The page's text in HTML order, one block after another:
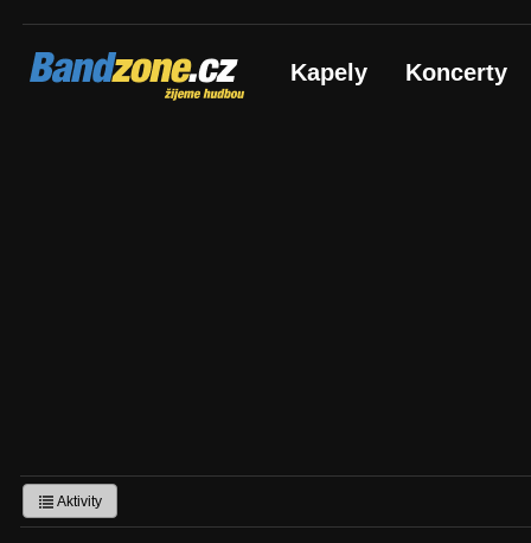
Bandzone.cz
žijeme hudbou Kapely Koncerty
Aktivity